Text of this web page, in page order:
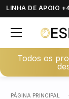
LINHA DE APOIO
Todos os
PÁGINA PRINCIPAL